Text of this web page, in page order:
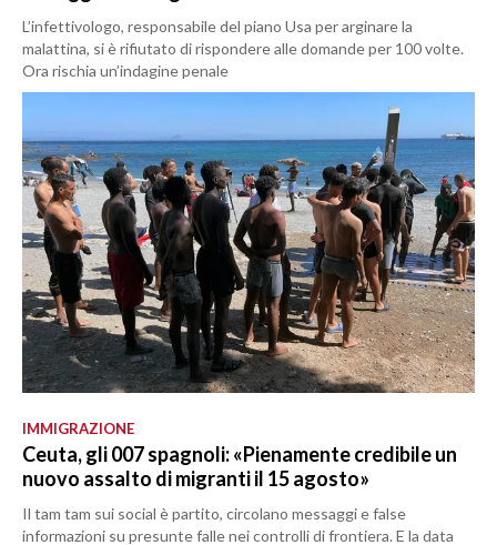
L’infettivologo, responsabile del piano Usa per arginare la
malattina, si è rifiutato di rispondere alle domande per 100 volte.
Ora rischia un’indagine penale
IMMIGRAZIONE
Ceuta, gli 007 spagnoli: «Pienamente credibile un
nuovo assalto di migranti il 15 agosto»
Il tam tam sui social è partito, circolano messaggi e false
informazioni su presunte falle nei controlli di frontiera. E la data